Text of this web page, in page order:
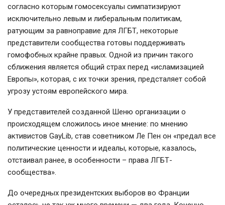
согласно которым гомосексуалы симпатизируют
исключительно левым и либеральным политикам,
ратующим за равноправие для ЛГБТ, некоторые
представители сообщества готовы поддерживать
гомофобных крайне правых. Одной из причин такого
сближения является общий страх перед «исламизацией
Европы», которая, с их точки зрения, предсталяет собой
угрозу устоям европейского мира.
У представителей созданной Шеню организации о
происходящем сложилось иное мнение: по мнению
активистов GayLib, став советником Ле Пен он «предал все
политические ценности и идеалы, которые, казалось,
отстаивал ранее, в особенности – права ЛГБТ-
сообщества».
До очередных президентских выборов во Франции